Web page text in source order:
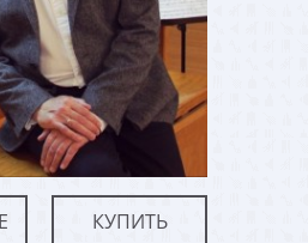
КУПИТЬ